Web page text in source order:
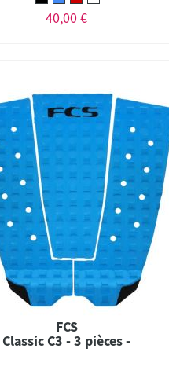
40,00 €
FCS
Classic C3 - 3 pièces -